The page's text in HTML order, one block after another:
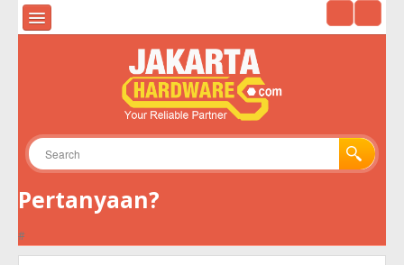
Pertanyaan?
#
ALAT UKUR & ALAT UJI
ALAT TELEKOMUNIKASI
GPS